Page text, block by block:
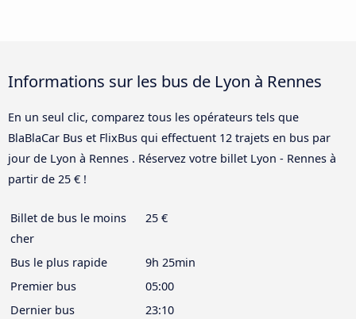
Informations sur les bus de Lyon à Rennes
En un seul clic, comparez tous les opérateurs tels que
BlaBlaCar Bus et FlixBus qui effectuent 12 trajets en bus par
jour de Lyon à Rennes . Réservez votre billet Lyon - Rennes à
partir de 25 € !
Billet de bus le moins
cher
25 €
Bus le plus rapide
9h 25min
Premier bus
05:00
Dernier bus
23:10